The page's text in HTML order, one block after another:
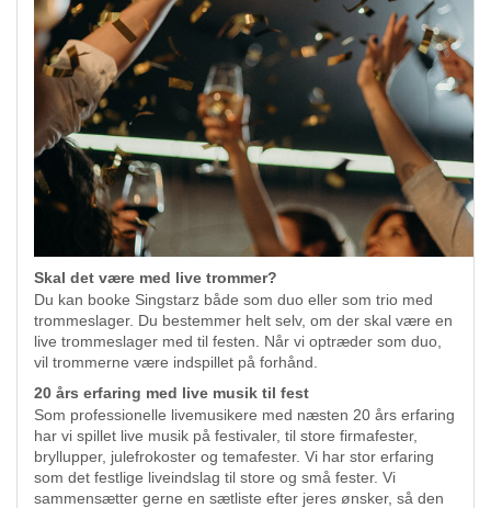
Skal det være med live trommer?
Du kan booke Singstarz både som duo eller som trio med
trommeslager. Du bestemmer helt selv, om der skal være en
live trommeslager med til festen. Når vi optræder som duo,
vil trommerne være indspillet på forhånd.
20 års erfaring med live musik til fest
Som professionelle livemusikere med næsten 20 års erfaring
har vi spillet live musik på festivaler, til store firmafester,
bryllupper, julefrokoster og temafester. Vi har stor erfaring
som det festlige liveindslag til store og små fester. Vi
sammensætter gerne en sætliste efter jeres ønsker, så den